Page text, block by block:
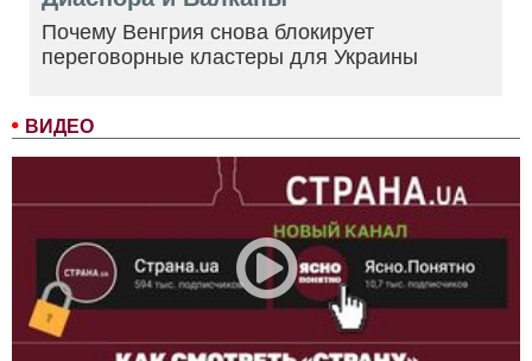
ВИДЕО
Почему Венгрия снова блокирует
переговорные кластеры для Украины